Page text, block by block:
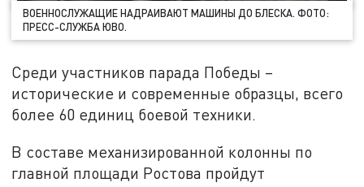
ВОЕННОСЛУЖАЩИЕ НАДРАИВАЮТ МАШИНЫ ДО БЛЕСКА. ФОТО:
ПРЕСС-СЛУЖБА ЮВО.
Среди участников парада Победы –
исторические и современные образцы, всего
более 60 единиц боевой техники.
В составе механизированной колонны по
главной площади Ростова пройдут